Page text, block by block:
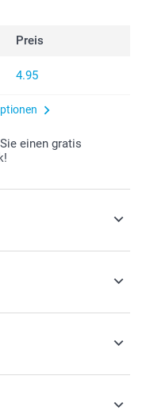
Preis
4.95
einen gratis
Franken (CHF) inkl.